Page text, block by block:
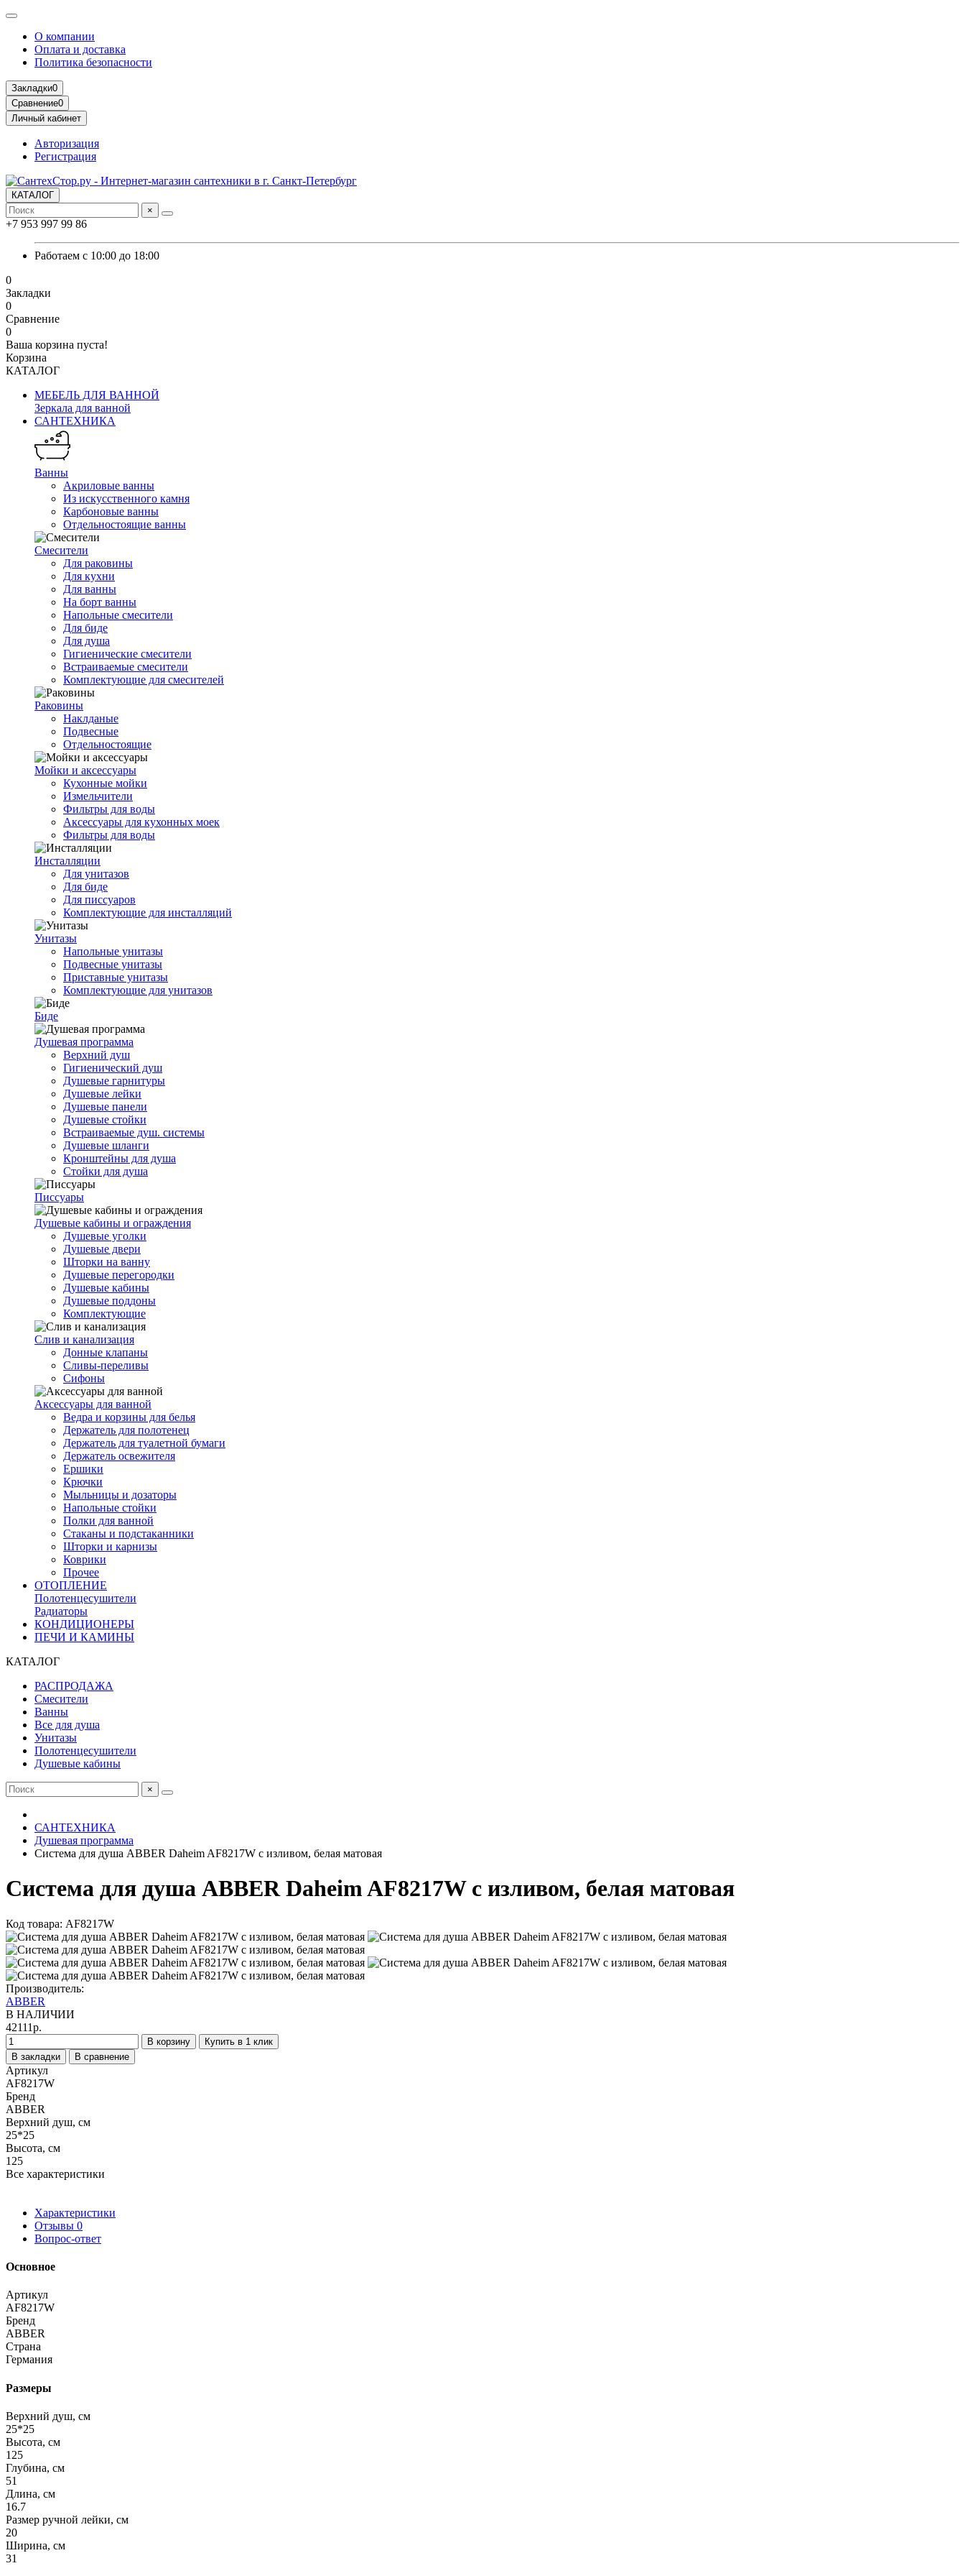
О компании
Оплата и доставка
Политика безопасности
Закладки0
Сравнение0
Личный кабинет
Авторизация
Регистрация
КАТАЛОГ
×
+7 953 997 99 86
Работаем с 10:00 до 18:00
0
Закладки
0
Сравнение
0
Ваша корзина пуста!
Корзина
КАТАЛОГ
МЕБЕЛЬ ДЛЯ ВАННОЙ
Зеркала для ванной
САНТЕХНИКА
Ванны
Акриловые ванны
Из искусственного камня
Карбоновые ванны
Отдельностоящие ванны
Смесители
Для раковины
Для кухни
Для ванны
На борт ванны
Напольные смесители
Для биде
Для душа
Гигиенические смесители
Встраиваемые смесители
Комплектующие для смесителей
Раковины
Наклданые
Подвесные
Отдельностоящие
Мойки и аксессуары
Кухонные мойки
Измельчители
Фильтры для воды
Аксессуары для кухонных моек
Фильтры для воды
Инсталляции
Для унитазов
Для биде
Для писсуаров
Комплектующие для инсталляций
Унитазы
Напольные унитазы
Подвесные унитазы
Приставные унитазы
Комплектующие для унитазов
Биде
Душевая программа
Верхний душ
Гигиенический душ
Душевые гарнитуры
Душевые лейки
Душевые панели
Душевые стойки
Встраиваемые душ. системы
Душевые шланги
Кронштейны для душа
Стойки для душа
Писсуары
Душевые кабины и ограждения
Душевые уголки
Душевые двери
Шторки на ванну
Душевые перегородки
Душевые кабины
Душевые поддоны
Комплектующие
Слив и канализация
Донные клапаны
Сливы-переливы
Сифоны
Аксессуары для ванной
Ведра и корзины для белья
Держатель для полотенец
Держатель для туалетной бумаги
Держатель освежителя
Ершики
Крючки
Мыльницы и дозаторы
Напольные стойки
Полки для ванной
Стаканы и подстаканники
Шторки и карнизы
Коврики
Прочее
ОТОПЛЕНИЕ
Полотенцесушители
Радиаторы
КОНДИЦИОНЕРЫ
ПЕЧИ И КАМИНЫ
КАТАЛОГ
РАСПРОДАЖА
Смесители
Ванны
Все для душа
Унитазы
Полотенцесушители
Душевые кабины
×
САНТЕХНИКА
Душевая программа
Система для душа ABBER Daheim AF8217W с изливом, белая матовая
Система для душа ABBER Daheim AF8217W с изливом, белая матовая
Код товара: AF8217W
Производитель:
ABBER
В НАЛИЧИИ
42111р.
В корзину
Купить в 1 клик
В закладки
В сравнение
Артикул
AF8217W
Бренд
ABBER
Верхний душ, см
25*25
Высота, см
125
Все характеристики
Характеристики
Отзывы 0
Вопрос-ответ
Основное
Артикул
AF8217W
Бренд
ABBER
Страна
Германия
Размеры
Верхний душ, см
25*25
Высота, см
125
Глубина, см
51
Длина, см
16.7
Размер ручной лейки, см
20
Ширина, см
31